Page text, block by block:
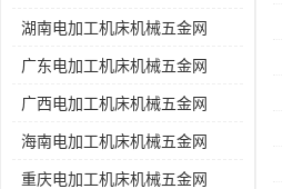
湖南电加工机床机械五金网
广东电加工机床机械五金网
广西电加工机床机械五金网
海南电加工机床机械五金网
重庆电加工机床机械五金网